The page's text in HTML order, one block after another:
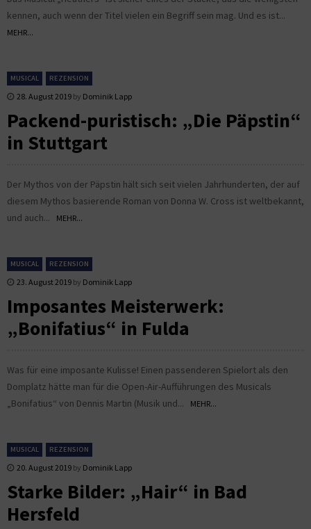
kennen, auch wenn der Titel vielen ein Begriff sein mag. Und es ist...
MEHR...
MUSICAL REZENSION
28. August 2019 by Dominik Lapp
Packend-puristisch: „Die Päpstin“
in Stuttgart
Der Mythos von der Päpstin hält sich seit vielen Jahrhunderten, der auf
diesem Mythos basierende Roman von Donna W. Cross ist weltbekannt,
und auch...
MEHR...
MUSICAL REZENSION
23. August 2019 by Dominik Lapp
Imposantes Meisterwerk:
„Bonifatius“ in Fulda
Was für eine imposante Kulisse! Einen passenderen Spielort als den
Domplatz hätte man für die Open-Air-Aufführungen des Musicals
„Bonifatius“ von Dennis Martin (Musik und...
MEHR...
MUSICAL REZENSION
20. August 2019 by Dominik Lapp
Starke Bilder: „Hair“ in Bad
Hersfeld